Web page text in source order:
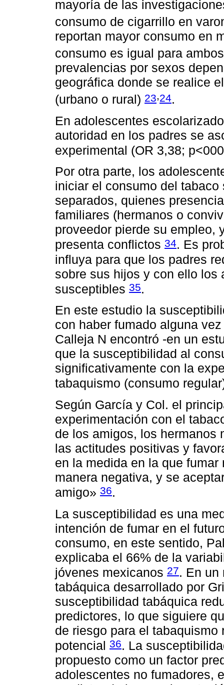
mayoría de las
consumo de cigarrillo en
reportan mayor consumo en
consumo es igual para
prevalencias por sexos
geográfica donde se realice
(urbano o rural) 23,24.
En adolescentes
autoridad en los padres se
experimental (OR 3,38;
Por otra parte, los
iniciar el consumo del
separados, quienes
familiares (hermanos o
proveedor pierde su empleo,
presenta conflictos 34. Es
influya para que los padres
sobre sus hijos y con ello los
susceptibles 35.
En este estudio la
con haber fumado alguna
Calleja N encontró -en un
que la susceptibilidad al
significativamente con la
tabaquismo (consumo
Según García y Col. el
experimentación con el
de los amigos, los hermanos
las actitudes positivas y
en la medida en la que
manera negativa, y se
amigo» 36.
La susceptibilidad es una
intención de fumar en el
consumo, en este sentido,
explicaba el 66% de la
jóvenes mexicanos 27. En un
tabáquica desarrollado por
susceptibilidad tabáquica
predictores, lo que siguiere
de riesgo para el
potencial 36. La
propuesto como un factor
adolescentes no fumadores,